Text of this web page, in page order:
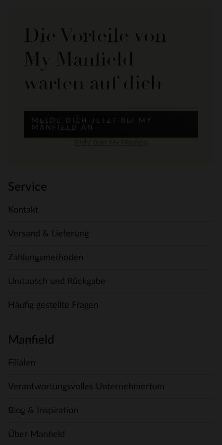
Die Vorteile von
My Manfield
warten auf dich
MELDE DICH JETZT BEI MY
MANFIELD AN
Service
Kontakt
Versand & Lieferung
Zahlungsmethoden
Umtausch und Rückgabe
Häufig gestellte Fragen
Manfield
Filialen
Verantwortungsvolles Unternehmertum
Blog & Inspiration
Über Manfield